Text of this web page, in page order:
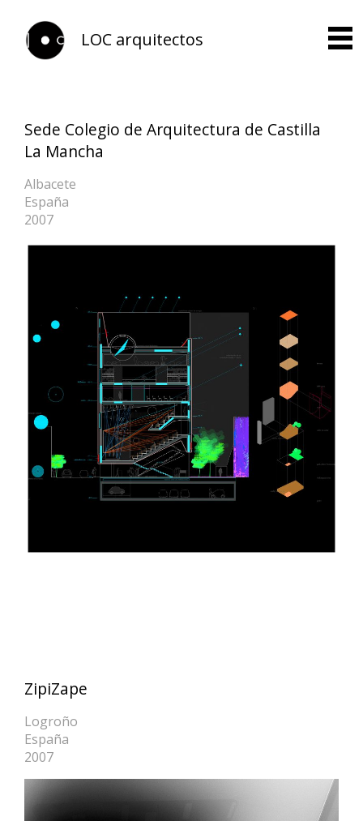
LOC arquitectos
Sede Colegio de Arquitectura de Castilla
La Mancha
Albacete
España
2007
ZipiZape
Logroño
España
2007